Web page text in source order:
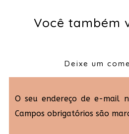
Você também
Deixe um
O seu endereço de e-mail
Campos obrigatórios são